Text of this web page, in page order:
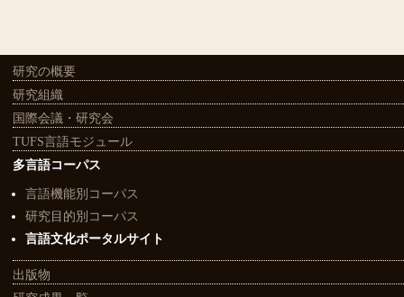
研究の概要
研究組織
国際会議・研究会
TUFS言語モジュール
多言語コーパス
言語機能別コーパス
研究目的別コーパス
言語文化ポータルサイト
出版物